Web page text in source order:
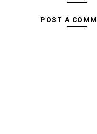
POST A